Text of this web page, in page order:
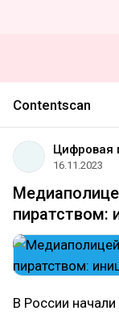
Contentscan
Цифровая
16.11.2023
пиратством:
В России